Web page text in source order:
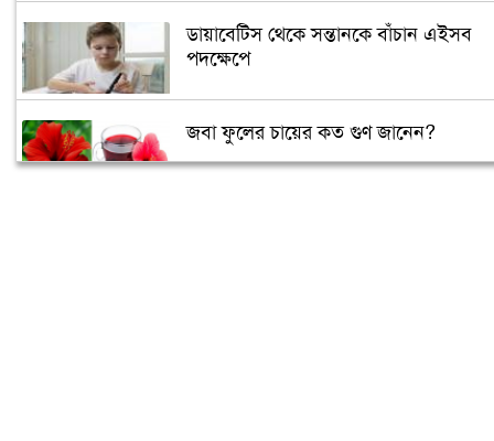
ডায়াবেটিস থেকে সন্তানকে বাঁচান এইসব
পদক্ষেপে
জবা ফুলের চায়ের কত গুণ জানেন?